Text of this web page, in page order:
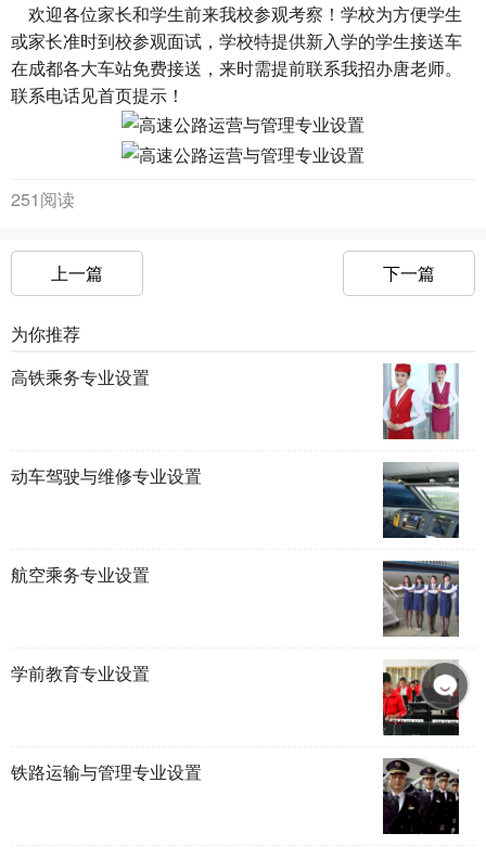
欢迎各位家长和学生前来我校参观考察！学校为方便学生
或家长准时到校参观面试，学校特提供新入学的学生接送车
在成都各大车站免费接送，来时需提前联系我招办唐老师。
联系电话见首页提示！
251阅读
上一篇 下一篇
为你推荐
高铁乘务专业设置
动车驾驶与维修专业设置
航空乘务专业设置
学前教育专业设置
铁路运输与管理专业设置